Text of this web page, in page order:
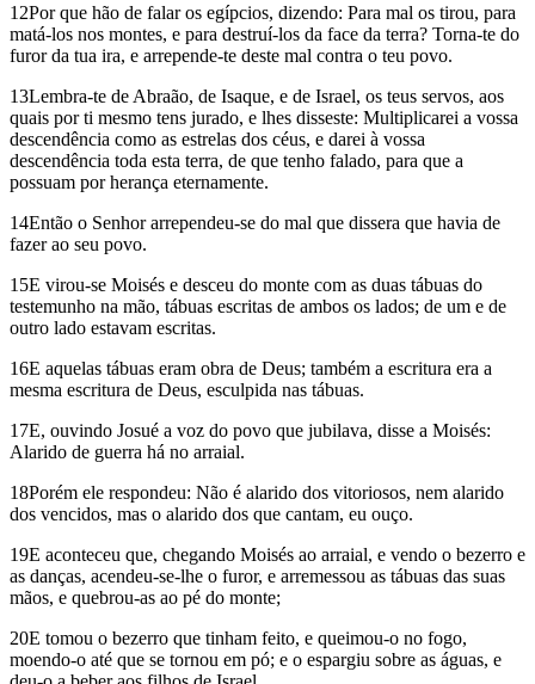
12Por que hão de falar os egípcios, dizendo: Para mal os tirou, para
matá-los nos montes, e para destruí-los da face da terra? Torna-te do
furor da tua ira, e arrepende-te deste mal contra o teu povo.
13Lembra-te de Abraão, de Isaque, e de Israel, os teus servos, aos
quais por ti mesmo tens jurado, e lhes disseste: Multiplicarei a vossa
descendência como as estrelas dos céus, e darei à vossa
descendência toda esta terra, de que tenho falado, para que a
possuam por herança eternamente.
14Então o Senhor arrependeu-se do mal que dissera que havia de
fazer ao seu povo.
15E virou-se Moisés e desceu do monte com as duas tábuas do
testemunho na mão, tábuas escritas de ambos os lados; de um e de
outro lado estavam escritas.
16E aquelas tábuas eram obra de Deus; também a escritura era a
mesma escritura de Deus, esculpida nas tábuas.
17E, ouvindo Josué a voz do povo que jubilava, disse a Moisés:
Alarido de guerra há no arraial.
18Porém ele respondeu: Não é alarido dos vitoriosos, nem alarido
dos vencidos, mas o alarido dos que cantam, eu ouço.
19E aconteceu que, chegando Moisés ao arraial, e vendo o bezerro e
as danças, acendeu-se-lhe o furor, e arremessou as tábuas das suas
mãos, e quebrou-as ao pé do monte;
20E tomou o bezerro que tinham feito, e queimou-o no fogo,
moendo-o até que se tornou em pó; e o espargiu sobre as águas, e